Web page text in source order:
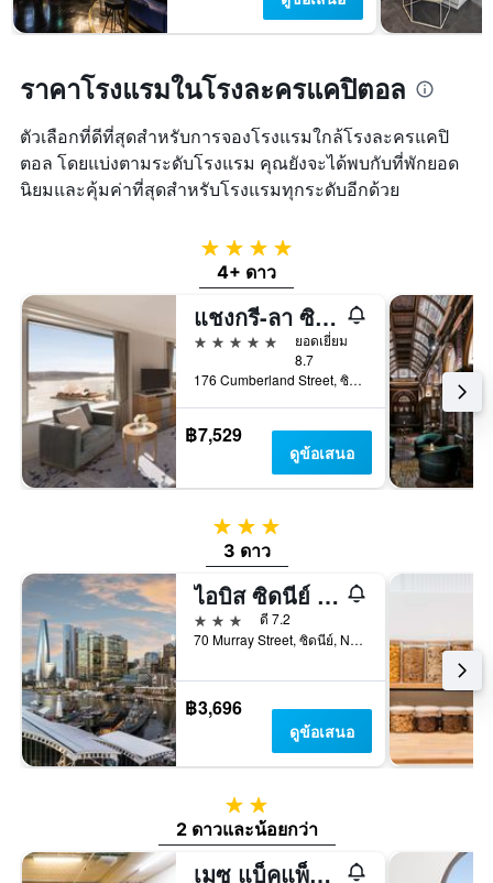
ราคาโรงแรมในโรงละครแคปิตอล
ตัวเลือกที่ดีที่สุดสำหรับการจองโรงแรมใกล้โรงละครแคปิ
ตอล โดยแบ่งตามระดับโรงแรม คุณยังจะได้พบกับที่พักยอด
นิยมและคุ้มค่าที่สุดสำหรับโรงแรมทุกระดับอีกด้วย
4 ดาว
4+ ดาว
แชงกรี-ลา ซิดนีย์
5 ดาว
ยอดเยี่ยม
8.7
176 Cumberland Street, ซิดนีย์, NSW, ออสเตรเลีย
฿7,529
ดูข้อเสนอ
3 ดาว
3 ดาว
ไอบิส ซิดนีย์ ดาร์ลิง ฮาร์เบอร์
3 ดาว
ดี 7.2
70 Murray Street, ซิดนีย์, NSW, ออสเตรเลีย
฿3,696
ดูข้อเสนอ
2 ดาว
2 ดาวและน้อยกว่า
เมซ แบ็คแพ็คเกอร์